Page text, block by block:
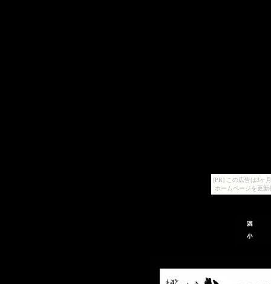
[PR] この広告は3ヶ
ホームページを更